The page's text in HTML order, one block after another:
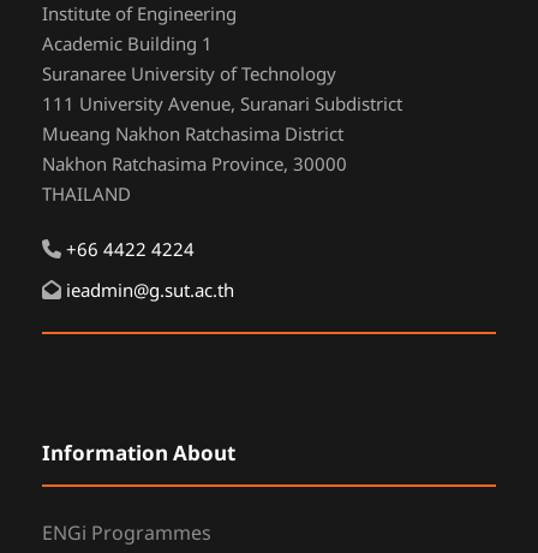
Institute of Engineering
Academic Building 1
Suranaree University of Technology
111 University Avenue, Suranari Subdistrict
Mueang Nakhon Ratchasima District
Nakhon Ratchasima Province, 30000
THAILAND
+66 4422 4224
ieadmin@g.sut.ac.th
Information About
ENGi Programmes